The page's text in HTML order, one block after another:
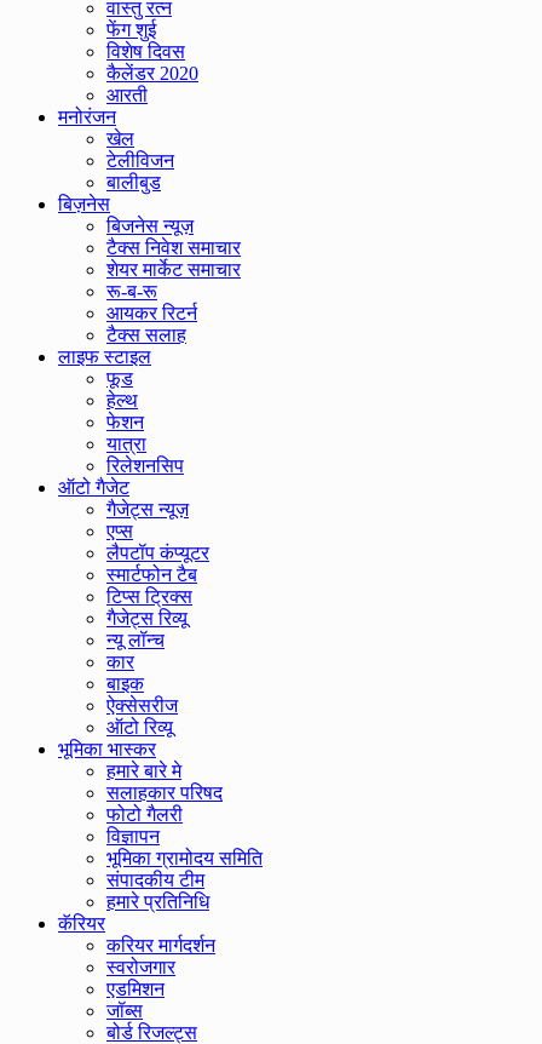
वास्तु रत्न
फेंग शुई
विशेष दिवस
कैलेंडर 2020
आरती
मनोरंजन
खेल
टेलीविजन
बालीबुड
बिज़नेस
बिजनेस न्यूज़
टैक्स निवेश समाचार
शेयर मार्केट समाचार
रू-ब-रू
आयकर रिटर्न
टैक्स सलाह
लाइफ स्टाइल
फूड
हेल्थ
फेशन
यात्रा
रिलेशनसिप
ऑटो गैजेट
गैजेट्स न्यूज़
एप्स
लैपटॉप कंप्यूटर
स्मार्टफोन टैब
टिप्स ट्रिक्स
गैजेट्स रिव्यू
न्यू लॉन्च
कार
बाइक
ऐक्सेसरीज
ऑटो रिव्यू
भूमिका भास्कर
हमारे बारे मे
सलाहकार परिषद
फोटो गैलरी
विज्ञापन
भूमिका ग्रामोदय समिति
संपादकीय टीम
हमारे प्रतिनिधि
कॅरियर
करियर मार्गदर्शन
स्वरोजगार
एडमिशन
जॉब्स
बोर्ड रिजल्ट्स